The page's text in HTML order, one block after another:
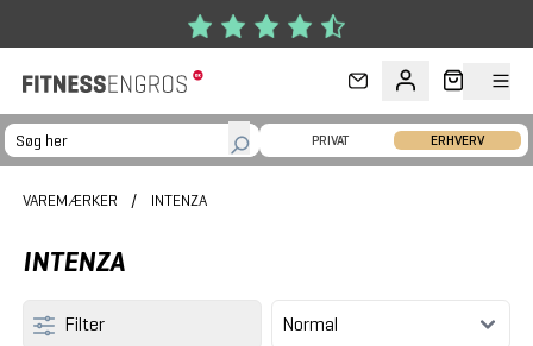
PRIVAT ERHVERV
VAREMÆRKER / INTENZA
INTENZA
Filter